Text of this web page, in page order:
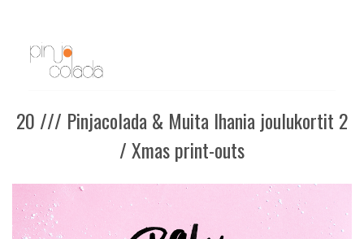
20 /// Pinjacolada & Muita Ihania joulukortit 2
/ Xmas print-outs